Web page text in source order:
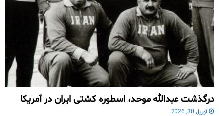
درگذشت عبدالله موحد، اسطوره کشتی ایران در آمریکا
آوریل 30, 2026